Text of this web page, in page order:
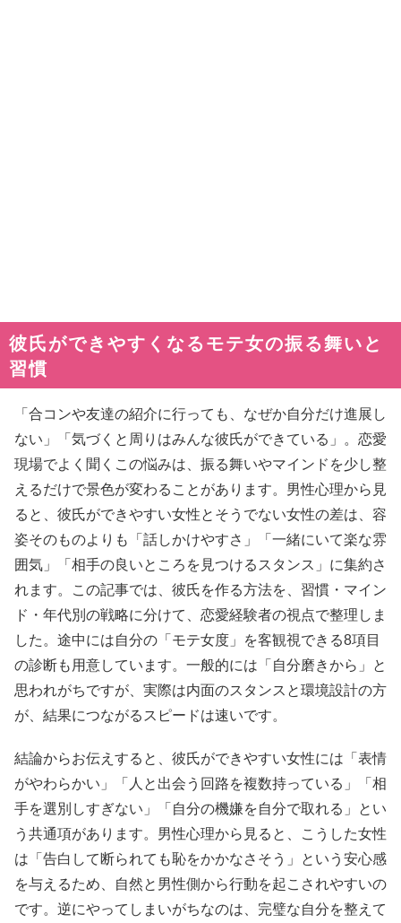
彼氏ができやすくなるモテ女の振る舞いと
習慣
「合コンや友達の紹介に行っても、なぜか自分だけ進展し
ない」「気づくと周りはみんな彼氏ができている」。恋愛
現場でよく聞くこの悩みは、振る舞いやマインドを少し整
えるだけで景色が変わることがあります。男性心理から見
ると、彼氏ができやすい女性とそうでない女性の差は、容
姿そのものよりも「話しかけやすさ」「一緒にいて楽な雰
囲気」「相手の良いところを見つけるスタンス」に集約さ
れます。この記事では、彼氏を作る方法を、習慣・マイン
ド・年代別の戦略に分けて、恋愛経験者の視点で整理しま
した。途中には自分の「モテ女度」を客観視できる8項目
の診断も用意しています。一般的には「自分磨きから」と
思われがちですが、実際は内面のスタンスと環境設計の方
が、結果につながるスピードは速いです。
結論からお伝えすると、彼氏ができやすい女性には「表情
がやわらかい」「人と出会う回路を複数持っている」「相
手を選別しすぎない」「自分の機嫌を自分で取れる」とい
う共通項があります。男性心理から見ると、こうした女性
は「告白して断られても恥をかかなさそう」という安心感
を与えるため、自然と男性側から行動を起こされやすいの
です。逆にやってしまいがちなのは、完璧な自分を整えて